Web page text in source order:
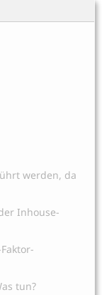
werden, da
Inhouse-
tun?